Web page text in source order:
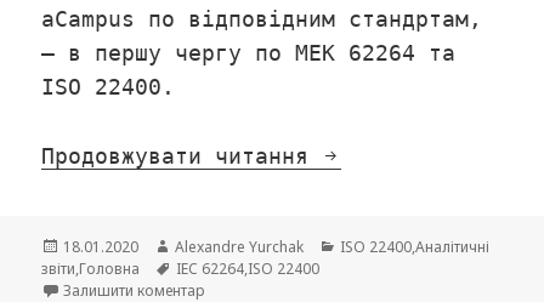
aCampus по відповідним стандртам,
– в першу чергу по МЕК 62264 та
ISO 22400.
Продовжувати читання Аналітичний
Опубліковано
18.01.2020 Автор
Alexandre Yurchak Категорії
ISO 22400,Аналітичні
звіти,Головна Позначки
IEC 62264,ISO 22400
Залишити коментар